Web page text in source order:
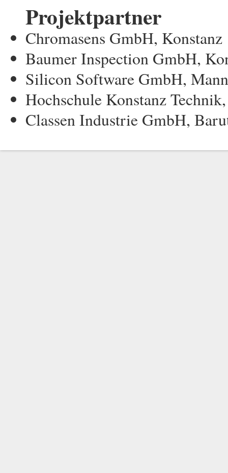
Projektpartner
Chromasens GmbH, Konstanz
Baumer Inspection GmbH,
Silicon Software GmbH,
Hochschule Konstanz
Classen Industrie GmbH,